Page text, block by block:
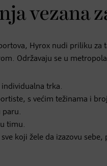
vezana
Hyrox nudi priliku za
Održavaju se u
trka.
s većim težinama i
paru.
timu.
sve koji žele da izazovu